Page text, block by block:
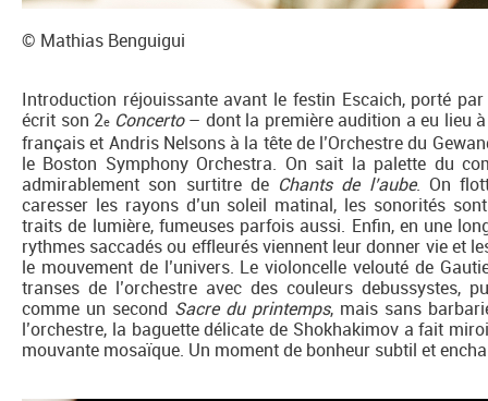
© Mathias Benguigui
Introduction réjouissante avant le festin Escaich, porté
écrit son 2e Concerto– dont la première audition a eu lieu
français et Andris Nelsons à la tête de l’Orchestre du
le Boston Symphony Orchestra. On sait la palette du
admirablement son surtitre de Chants de l’aube. On
caresser les rayons d’un soleil matinal, les sonorités
traits de lumière, fumeuses parfois aussi. Enfin, en une
rythmes saccadés ou effleurés viennent leur donner vie et
le mouvement de l’univers. Le violoncelle velouté de
transes de l’orchestre avec des couleurs debussystes,
comme un second Sacre du printemps, mais sans
l’orchestre, la baguette délicate de Shokhakimov a fait
mouvante mosaïque. Un moment de bonheur subtil et